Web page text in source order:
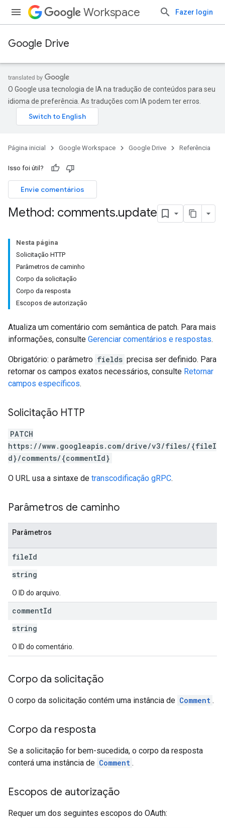
Workspace Fazer login
Google Drive
O Google usa tecnologia de IA na tradução de conteúdos para seu
idioma de preferência. As traduções com IA podem ter erros.
Página inicial Google Workspace Google Drive Referência
Isso foi útil?
Envie comentários
Method: comments.update
Nesta página
Solicitação HTTP
Parâmetros de caminho
Corpo da solicitação
Corpo da resposta
Escopos de autorização
Atualiza um comentário com semântica de patch. Para mais
informações, consulte Gerenciar comentários e respostas.
Obrigatório: o parâmetro fields precisa ser definido. Para
retornar os campos exatos necessários, consulte Retornar
campos específicos.
Solicitação HTTP
PATCH
https://www.googleapis.com/drive/v3/files/{fileI
d}/comments/{commentId}
O URL usa a sintaxe de transcodificação gRPC.
Parâmetros de caminho
Parâmetros
fileId
string
O ID do arquivo.
commentId
string
O ID do comentário.
Corpo da solicitação
O corpo da solicitação contém uma instância de Comment .
Corpo da resposta
Se a solicitação for bem-sucedida, o corpo da resposta
conterá uma instância de Comment .
Escopos de autorização
Requer um dos seguintes escopos do OAuth: